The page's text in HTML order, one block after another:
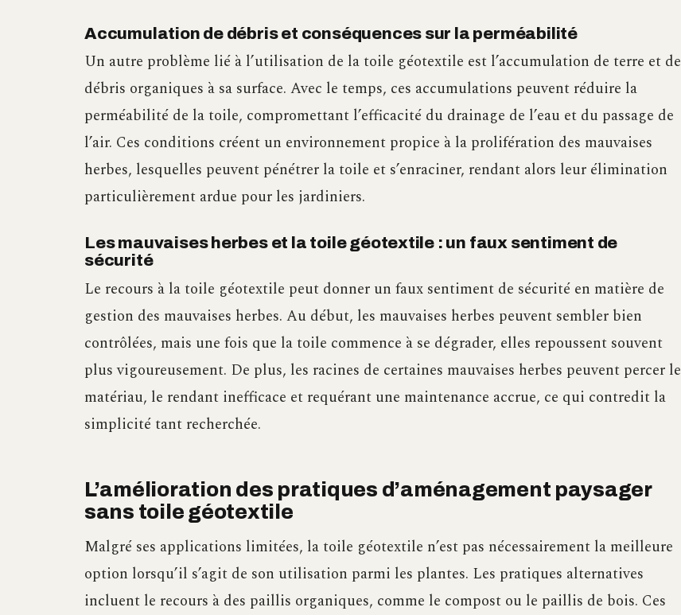
Accumulation de débris et conséquences sur la perméabilité
Un autre problème lié à l’utilisation de la toile géotextile est l’accumulation de terre et de
débris organiques à sa surface. Avec le temps, ces accumulations peuvent réduire la
perméabilité de la toile, compromettant l’efficacité du drainage de l’eau et du passage de
l’air. Ces conditions créent un environnement propice à la prolifération des mauvaises
herbes, lesquelles peuvent pénétrer la toile et s’enraciner, rendant alors leur élimination
particulièrement ardue pour les jardiniers.
Les mauvaises herbes et la toile géotextile : un faux sentiment de
sécurité
Le recours à la toile géotextile peut donner un faux sentiment de sécurité en matière de
gestion des mauvaises herbes. Au début, les mauvaises herbes peuvent sembler bien
contrôlées, mais une fois que la toile commence à se dégrader, elles repoussent souvent
plus vigoureusement. De plus, les racines de certaines mauvaises herbes peuvent percer le
matériau, le rendant inefficace et requérant une maintenance accrue, ce qui contredit la
simplicité tant recherchée.
L’amélioration des pratiques d’aménagement paysager
sans toile géotextile
Malgré ses applications limitées, la toile géotextile n’est pas nécessairement la meilleure
option lorsqu’il s’agit de son utilisation parmi les plantes. Les pratiques alternatives
incluent le recours à des paillis organiques, comme le compost ou le paillis de bois. Ces